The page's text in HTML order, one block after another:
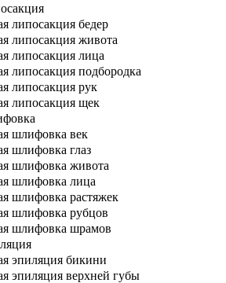
липосакция бедер
липосакция живота
липосакция лица
липосакция подбородка
липосакция рук
липосакция щек
шлифовка век
шлифовка глаз
шлифовка живота
шлифовка лица
шлифовка растяжек
шлифовка рубцов
шлифовка шрамов
эпиляция бикини
эпиляция верхней губы